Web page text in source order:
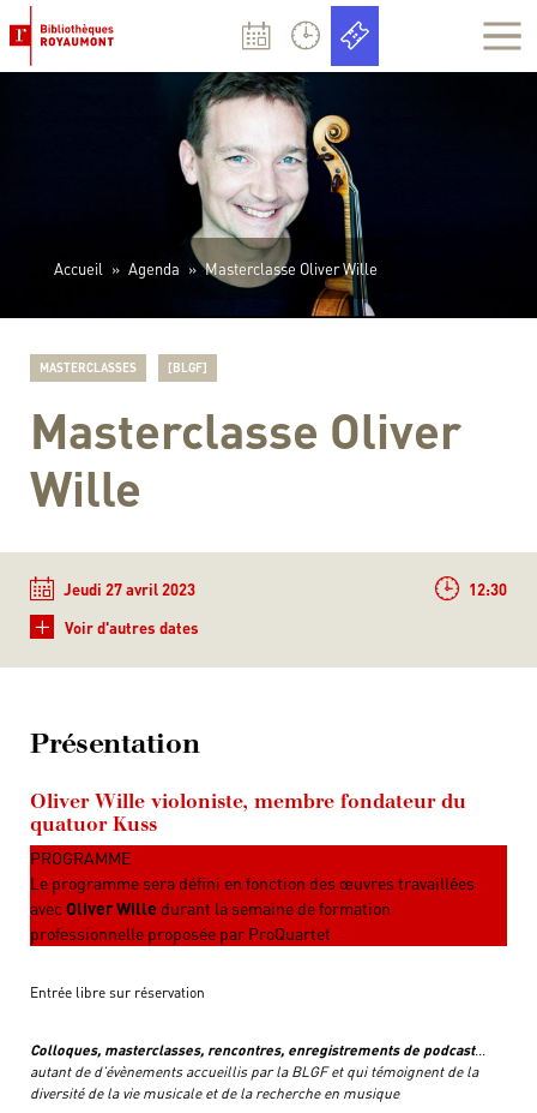
Accueil » Agenda » Masterclasse Oliver Wille
MASTERCLASSES [BLGF]
Masterclasse Oliver
Wille
Jeudi 27 avril 2023 12:30
+ Voir d'autres dates
Présentation
Oliver Wille violoniste, membre fondateur du
quatuor Kuss
PROGRAMME
Le programme sera défini en fonction des œuvres travaillées
avec Oliver Wille durant la semaine de formation
professionnelle proposée par ProQuartet
Entrée libre sur réservation
Colloques, masterclasses, rencontres, enregistrements de podcast…
autant de d’évènements accueillis par la BLGF et qui témoignent de la
diversité de la vie musicale et de la recherche en musique
Panneau de gestion des cookies